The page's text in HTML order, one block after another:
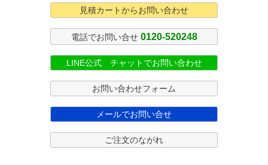
見積カートからお問い合わせ
電話でお問い合せ 0120-520248
LINE公式 チャットでお問い合わせ
お問い合わせフォーム
メールでお問い合せ
ご注文のながれ